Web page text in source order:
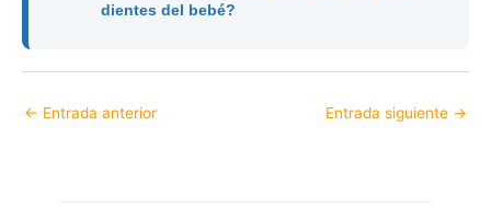
dientes del bebé?
← Entrada anterior Entrada siguiente →